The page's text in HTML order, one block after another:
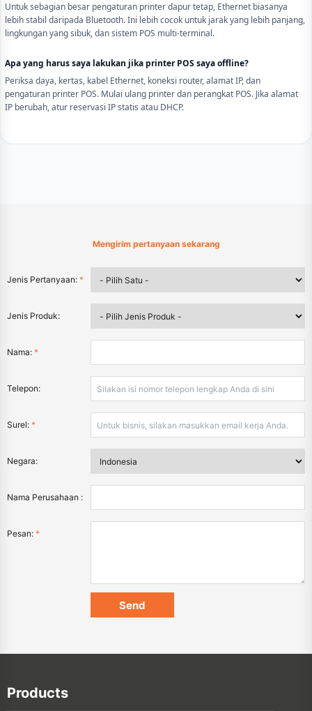
Untuk sebagian besar pengaturan printer dapur tetap, Ethernet biasanya
lebih stabil daripada Bluetooth. Ini lebih cocok untuk jarak yang lebih panjang,
lingkungan yang sibuk, dan sistem POS multi-terminal.
Apa yang harus saya lakukan jika printer POS saya offline?
Periksa daya, kertas, kabel Ethernet, koneksi router, alamat IP, dan
pengaturan printer POS. Mulai ulang printer dan perangkat POS. Jika alamat
IP berubah, atur reservasi IP statis atau DHCP.
Mengirim pertanyaan sekarang
Jenis Pertanyaan: *
Jenis Produk:
Nama: *
Telepon:
Surel: *
Negara:
Nama Perusahaan :
Pesan: *
Products